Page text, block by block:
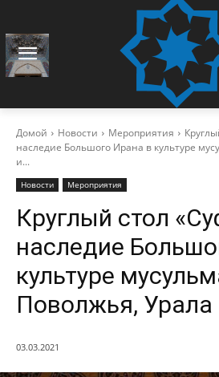
Домой Новости Мероприятия
наследие Большого Ирана в культуре
и...
Новости Мероприятия
Круглый стол
наследие
культуре
Поволжья, Урала
03.03.2021